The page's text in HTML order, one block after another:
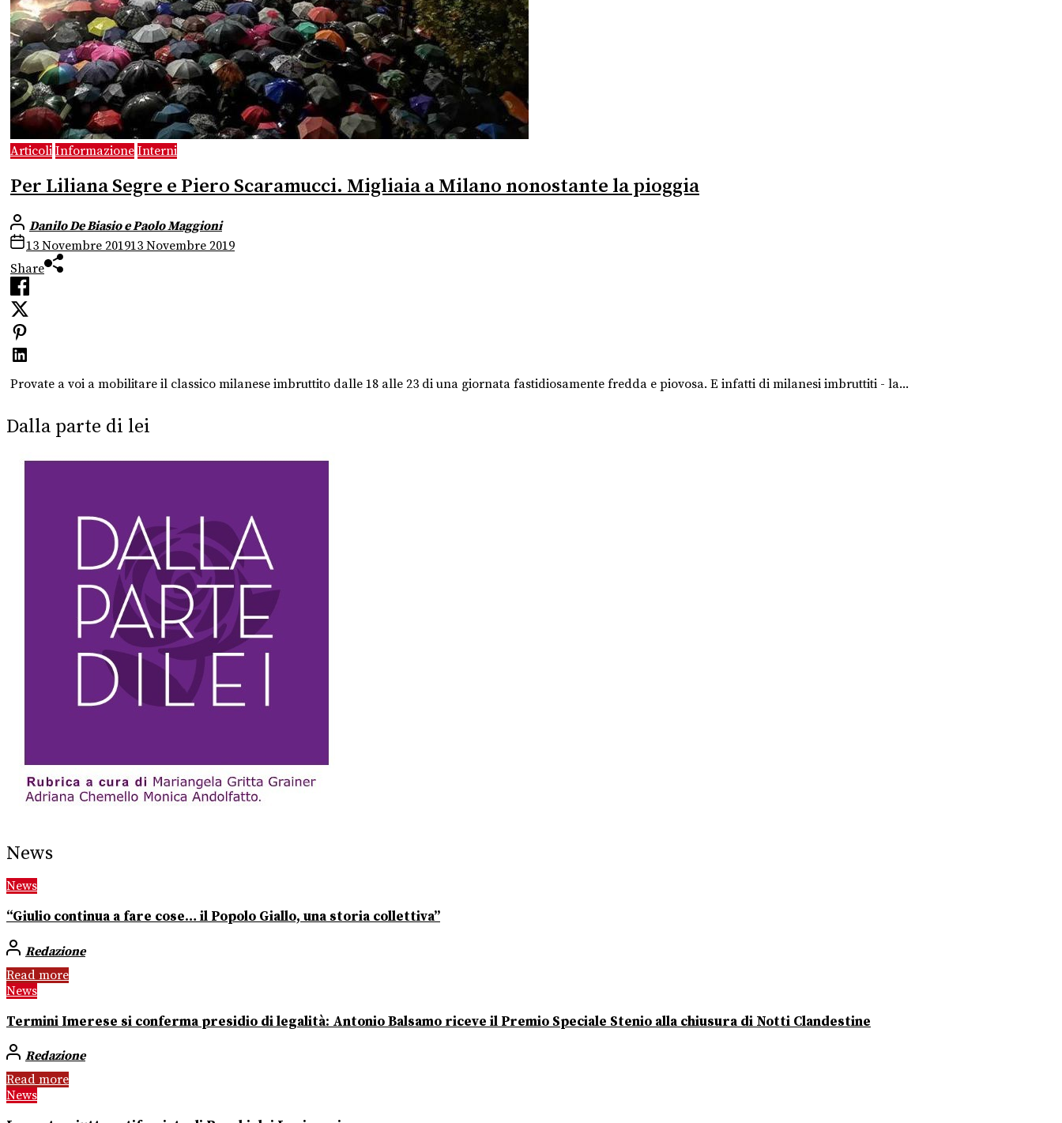
Articoli Informazione Interni
Per Liliana Segre e Piero Scaramucci. Migliaia a Milano nonostante la pioggia
Danilo De Biasio e Paolo Maggioni
13 Novembre 201913 Novembre 2019
Share
Provate a voi a mobilitare il classico milanese imbruttito dalle 18 alle 23 di una giornata fastidiosamente fredda e piovosa. E infatti di milanesi imbruttiti - la...
Dalla parte di lei
News
News
“Giulio continua a fare cose… il Popolo Giallo, una storia collettiva”
Redazione
Read more
News
Termini Imerese si conferma presidio di legalità: Antonio Balsamo riceve il Premio Speciale Stenio alla chiusura di Notti Clandestine
Redazione
Read more
News